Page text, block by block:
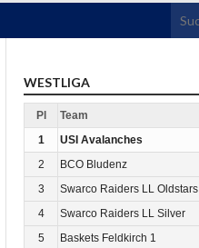
WESTLIGA
Pl Team
1
USI Avalanches
2
BCO Bludenz
3
Swarco Raiders LL Oldstars
4
Swarco Raiders LL Silver
5
Baskets Feldkirch 1